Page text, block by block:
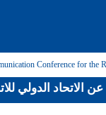
عن الاتحاد الدولي